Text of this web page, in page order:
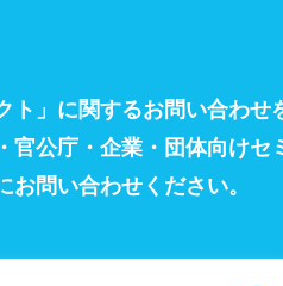
ト」に関するお問い合わせ
官公庁・企業・団体向け
お問い合わせください。